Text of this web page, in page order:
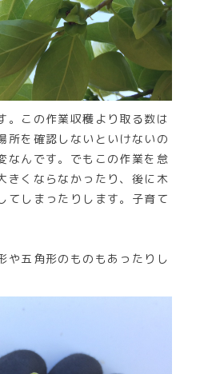
。この作業収穫より取る数は
所を確認しないといけないの
なんです。でもこの作業を怠
きくならなかったり、後に木
てしまったりします。子育て
や五角形のものもあったりし